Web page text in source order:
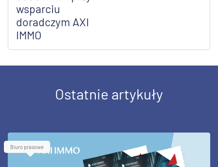
wsparciu
doradczym AXI
IMMO
Ostatnie artykuły
Biuro prasowe